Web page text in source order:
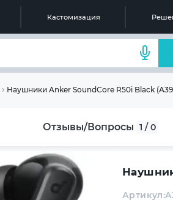
Кастомизация
Наушники Anker SoundСore R50i Black
Отзывы/Вопросы 1 / 0
Артикул: